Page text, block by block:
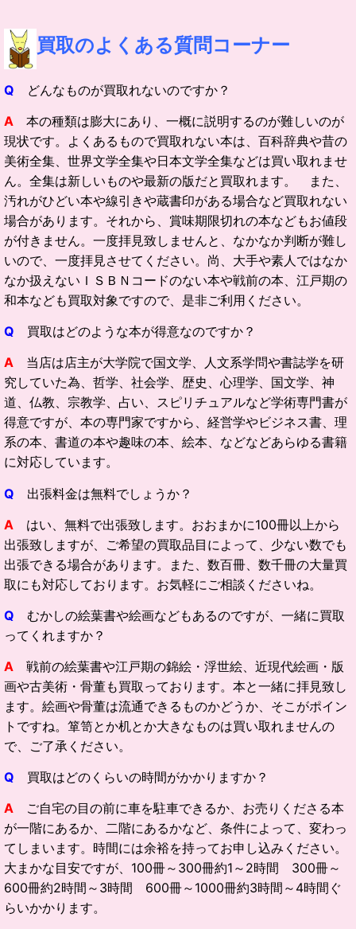
買取のよくある質問コーナー
Q どんなものが買取れないのですか？
A
本の種類は膨大にあり、一概に説明するのが難しいのが
現状です。よくあるもので買取れない本は、百科辞典や昔の
美術全集、世界文学全集や日本文学全集などは買い取れませ
ん。全集は新しいものや最新の版だと買取れます。 また、
汚れがひどい本や線引きや蔵書印がある場合など買取れない
場合があります。それから、賞味期限切れの本などもお値段
が付きません。一度拝見致しませんと、なかなか判断が難し
いので、一度拝見させてください。尚、大手や素人ではなか
なか扱えないＩＳＢＮコードのない本や戦前の本、江戸期の
和本なども買取対象ですので、是非ご利用ください。
Q
買取はどのような本が得意なのですか？
A
当店は店主が大学院で国文学、人文系学問や書誌学を研
究していた為、哲学、社会学、歴史、心理学、国文学、神
道、仏教、宗教学、占い、スピリチュアルなど学術専門書が
得意ですが、本の専門家ですから、経営学やビジネス書、理
系の本、書道の本や趣味の本、絵本、などなどあらゆる書籍
に対応しています。
Q 出張料金は無料でしょうか？
A はい、無料で出張致します。おおまかに100冊以上から
出張致しますが、ご希望の買取品目によって、少ない数でも
出張できる場合があります。また、数百冊、数千冊の大量買
取にも対応しております。お気軽にご相談くださいね。
Q むかしの絵葉書や絵画などもあるのですが、一緒に買取
ってくれますか？
A
戦前の絵葉書や江戸期の錦絵・浮世絵、近現代絵画・版
画や古美術・骨董も買取っております。本と一緒に拝見致し
ます。絵画や骨董は流通できるものかどうか、そこがポイン
トですね。箪笥とか机とか大きなものは買い取れませんの
で、ご了承ください。
Q 買取はどのくらいの時間がかかりますか？
A ご自宅の目の前に車を駐車できるか、お売りくださる本
が一階にあるか、二階にあるかなど、条件によって、変わっ
てしまいます。時間には余裕を持ってお申し込みください。
大まかな目安ですが、100冊～300冊約1～2時間 300冊～
600冊約2時間～3時間 600冊～1000冊約3時間～4時間ぐ
らいかかります。